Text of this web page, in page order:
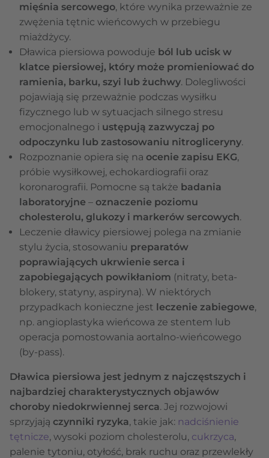
mięśnia sercowego, które wynika przeważnie ze
zwężenia tętnic wieńcowych w przebiegu
miażdżycy.
Dławica piersiowa powoduje ból lub ucisk w
klatce piersiowej, który może promieniować do
ramienia, barku, szyi lub żuchwy. Dolegliwości
pojawiają się przeważnie podczas wysiłku
fizycznego lub w sytuacjach silnego stresu
emocjonalnego i ustępują zazwyczaj po
odpoczynku lub zastosowaniu nitrogliceryny.
Rozpoznanie opiera się na ocenie zapisu EKG,
próbie wysiłkowej, echokardiografii oraz
koronarografii. Pomocne są także badania
laboratoryjne – oznaczenie poziomu
cholesterolu, glukozy i markerów sercowych.
Leczenie dławicy piersiowej polega na zmianie
stylu życia, stosowaniu preparatów
poprawiających ukrwienie serca i
zapobiegających powikłaniom (nitraty, beta-
blokery, statyny, aspiryna). W niektórych
przypadkach konieczne jest leczenie zabiegowe,
np. angioplastyka wieńcowa ze stentem lub
operacja pomostowania aortalno-wieńcowego
(by-pass).
Dławica piersiowa jest jednym z najczęstszych i
najbardziej charakterystycznych objawów
choroby niedokrwiennej serca. Jej rozwojowi
sprzyjają czynniki ryzyka, takie jak: nadciśnienie
tętnicze, wysoki poziom cholesterolu, cukrzyca,
palenie tytoniu, otyłość, brak ruchu oraz przewlekły